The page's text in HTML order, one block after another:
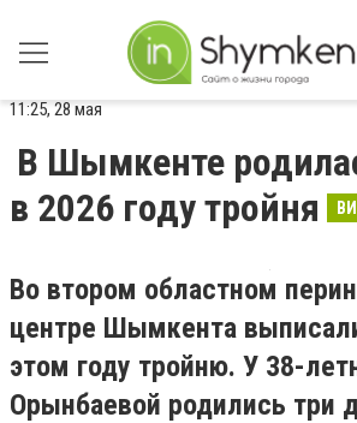
11:25, 28 мая
В Шымкенте
в 2026 году тройня
Во втором областном
центре Шымкента
этом году тройню. У 38-
Орынбаевой родились три